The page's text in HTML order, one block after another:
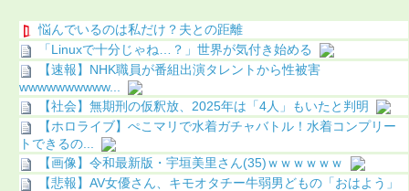
悩んでいるのは私だけ？夫との距離
「Linuxで十分じゃね…？」世界が気付き始める
【速報】NHK職員が番組出演タレントから性被害
wwwwwwwwww...
【社会】無期刑の仮釈放、2025年は「4人」もいたと判明
【ホロライブ】ぺこマリで水着ガチャバトル！水着コンプリー
トできるの...
【画像】令和最新版・宇垣美里さん(35)ｗｗｗｗｗｗ
【悲報】AV女優さん、キモオタチー牛弱男どもの「おはよう」